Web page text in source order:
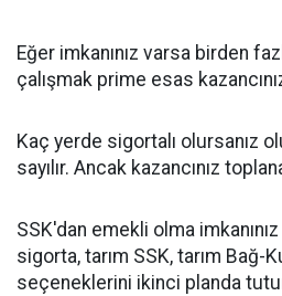
Eğer imkanınız varsa birden
çalışmak prime esas
Kaç yerde sigortalı olursanız
sayılır. Ancak kazancınız
SSK'dan emekli olma
sigorta, tarım SSK, tarım Bağ-
seçeneklerini ikinci planda